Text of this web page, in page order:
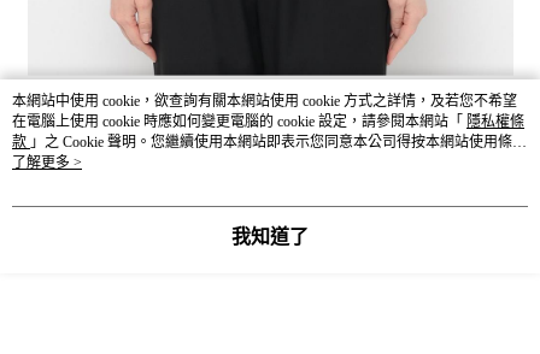
本網站中使用 cookie，欲查詢有關本網站使用 cookie 方式之詳情，及若您不希望
在電腦上使用 cookie 時應如何變更電腦的 cookie 設定，請參閱本網站「 隱私權條
款 」之 Cookie 聲明。您繼續使用本網站即表示您同意本公司得按本網站使用條款
之 Cookie 聲明使用 cookie。
了解更多 >
我知道了